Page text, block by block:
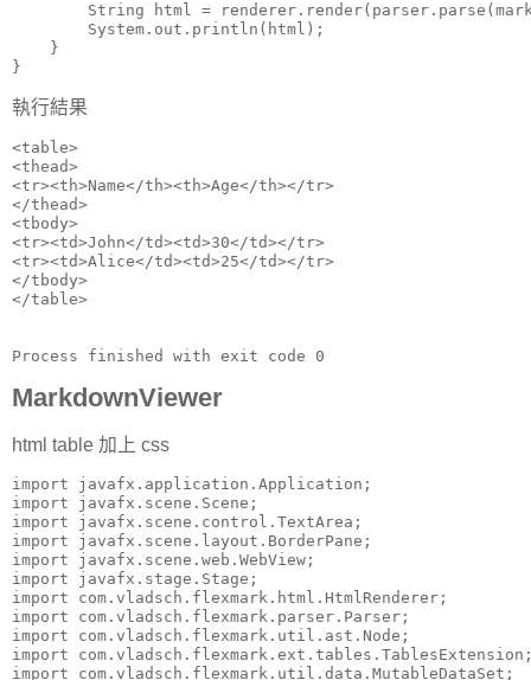
String html =
        System.out.println(html);
    }
}
執行結果
<table>
<thead>
<tr><th>Name</th><th>Age</th></tr>
</thead>
<tbody>
<tr><td>John</td><td>30</td></tr>
<tr><td>Alice</td><td>25</td></tr>
</tbody>
</table>
Process finished with exit code 0
MarkdownViewer
html table 加上 css
import javafx.application.Application;
import javafx.scene.Scene;
import javafx.scene.control.TextArea;
import javafx.scene.layout.BorderPane;
import javafx.scene.web.WebView;
import javafx.stage.Stage;
import com.vladsch.flexmark.html.HtmlRenderer;
import com.vladsch.flexmark.parser.Parser;
import com.vladsch.flexmark.util.ast.Node;
import
import com.vladsch.flexmark.util.data.MutableDataSet;